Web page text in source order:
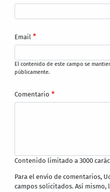
Email
El contenido de este campo se
públicamente.
Comentario
Contenido limitado a 3000
Para el envío de comentarios,
campos solicitados. Así